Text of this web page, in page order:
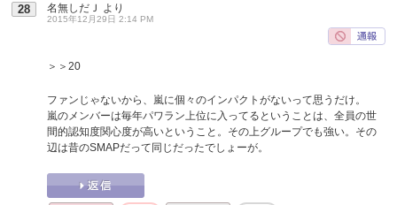
28 名無しだＪ より
2015年12月29日 2:14 PM
＞＞20
ファンじゃないから、嵐に個々のインパクトがないって思うだけ。
嵐のメンバーは毎年パワラン上位に入ってるということは、全員の世
間的認知度関心度が高いということ。その上グループでも強い。その
辺は昔のSMAPだって同じだったでしょーが。